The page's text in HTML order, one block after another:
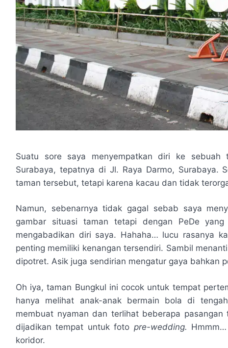
Suatu sore saya menyempatkan diri ke sebuah
Surabaya, tepatnya di Jl. Raya Darmo, Surabaya.
taman tersebut, tetapi karena kacau dan tidak
Namun, sebenarnya tidak gagal sebab saya
gambar situasi taman tetapi dengan PeDe
mengabadikan diri saya. Hahaha… lucu rasanya
penting memiliki kenangan tersendiri. Sambil
dipotret. Asik juga sendirian mengatur gaya bahkan
Oh iya, taman Bungkul ini cocok untuk tempat
hanya melihat anak-anak bermain bola di
membuat nyaman dan terlihat beberapa
dijadikan tempat untuk foto pre-wedding.
koridor.